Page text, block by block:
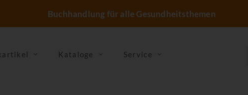
Buchhandlung für alle Gesundheitsthemen
Kataloge Service